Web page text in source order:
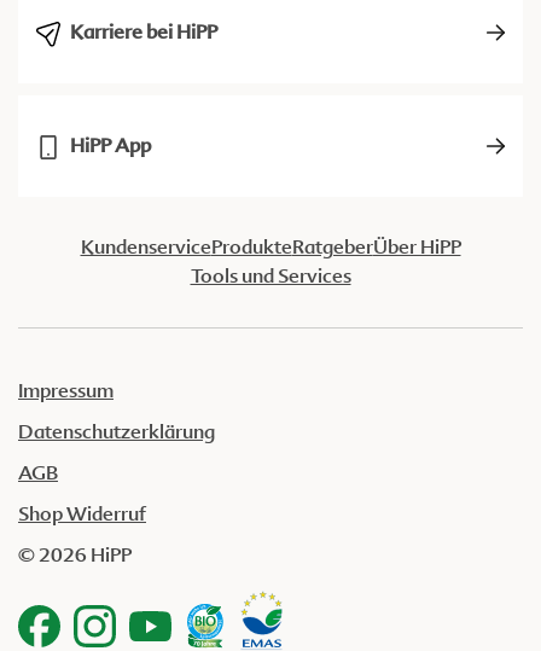
Karriere bei HiPP
HiPP App
KundenserviceProdukteRatgeberÜber HiPP
Tools und Services
Impressum
Datenschutzerklärung
AGB
Shop Widerruf
© 2026 HiPP